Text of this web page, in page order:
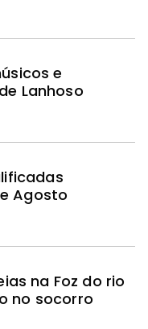
e
Lanhoso
Agosto
na Foz do rio
no socorro